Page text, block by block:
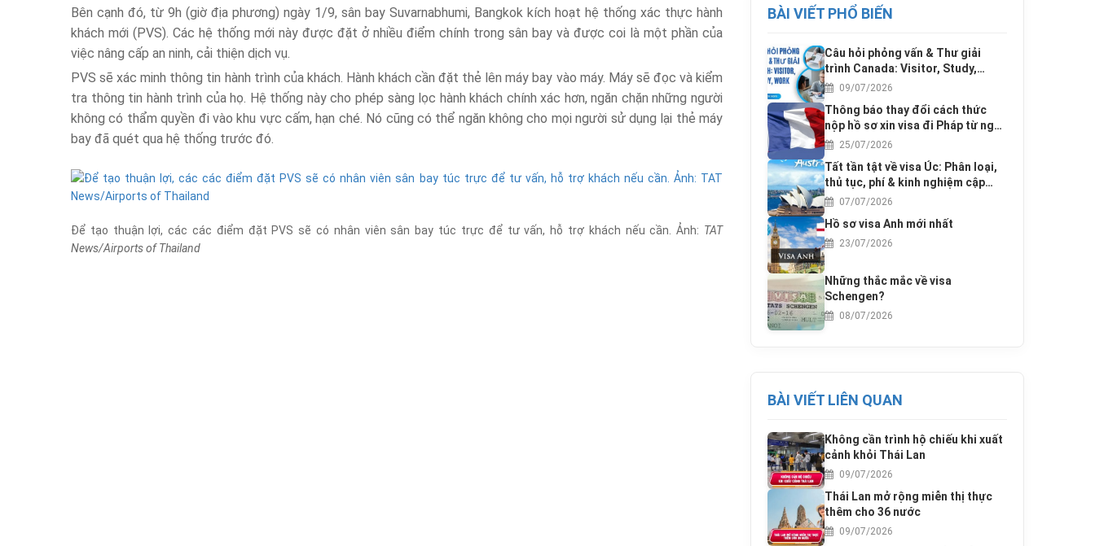
Bên cạnh đó, từ 9h (giờ địa phương) ngày 1/9, sân bay Suvarnabhumi, Bangkok kích hoạt hệ thống xác thực hành
khách mới (PVS). Các hệ thống mới này được đặt ở nhiều điểm chính trong sân bay và được coi là một phần của
việc nâng cấp an ninh, cải thiện dịch vụ.
PVS sẽ xác minh thông tin hành trình của khách. Hành khách cần đặt thẻ lên máy bay vào máy. Máy sẽ đọc và kiểm
tra thông tin hành trình của họ. Hệ thống này cho phép sàng lọc hành khách chính xác hơn, ngăn chặn những người
không có thẩm quyền đi vào khu vực cấm, hạn ché. Nó cũng có thể ngăn không cho mọi người sử dụng lại thẻ máy
bay đã quét qua hệ thống trước đó.
Để tạo thuận lợi, các các điểm đặt PVS sẽ có nhân viên sân bay túc trực để tư vấn, hỗ trợ khách nếu cần. Ảnh: TAT
News/Airports of Thailand
BÀI VIẾT PHỔ BIẾN
Câu hỏi phỏng vấn & Thư giải
trình Canada: Visitor, Study,
Work09/07/2026
Thông báo thay đổi cách thức
nộp hồ sơ xin visa đi Pháp từ ngày
17/3/2016
25/07/2026
Tất tần tật về visa Úc: Phân loại,
thủ tục, phí & kinh nghiệm cập
nhật 2025
07/07/2026
Hồ sơ visa Anh mới nhất
23/07/2026
Những thắc mắc về visa
Schengen?
08/07/2026
BÀI VIẾT LIÊN QUAN
Không cần trình hộ chiếu khi xuất
cảnh khỏi Thái Lan
09/07/2026
Thái Lan mở rộng miễn thị thực
thêm cho 36 nước
09/07/2026